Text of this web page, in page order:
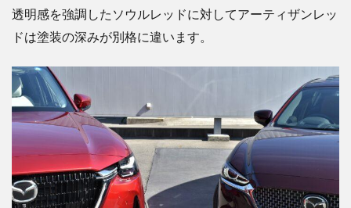
透明感を強調したソウルレッドに対してアーティザンレッ
ドは塗装の深みが別格に違います。